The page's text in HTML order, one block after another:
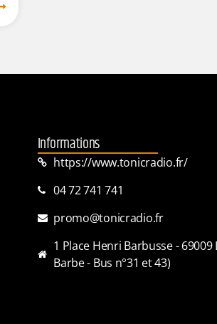
Informations
https://www.tonicradio.fr/
04 72 741 741
promo@tonicradio.fr
1 Place Henri Barbusse - 69009
Barbe - Bus n°31 et 43)